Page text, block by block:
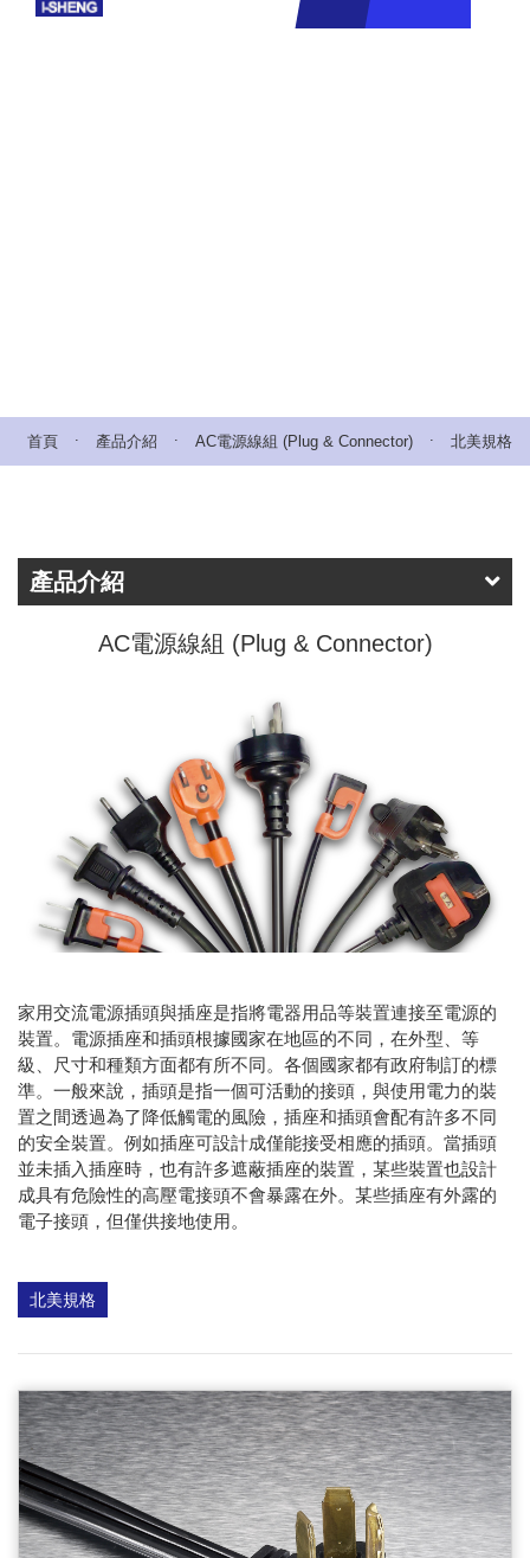
首頁 . 產品介紹 . AC電源線組 (Plug & Connector) . 北美規格
產品介紹
AC電源線組 (Plug & Connector)
家用交流電源插頭與插座是指將電器用品等裝置連接至電源的
裝置。電源插座和插頭根據國家在地區的不同，在外型、等
級、尺寸和種類方面都有所不同。各個國家都有政府制訂的標
準。一般來說，插頭是指一個可活動的接頭，與使用電力的裝
置之間透過為了降低觸電的風險，插座和插頭會配有許多不同
的安全裝置。例如插座可設計成僅能接受相應的插頭。當插頭
並未插入插座時，也有許多遮蔽插座的裝置，某些裝置也設計
成具有危險性的高壓電接頭不會暴露在外。某些插座有外露的
電子接頭，但僅供接地使用。
北美規格